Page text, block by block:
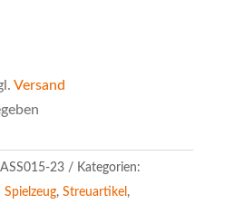
Versand
23
Kategorien:
Spielzeug, Streuartikel ,